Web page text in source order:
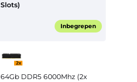
Slots)
Inbegrepen
64Gb DDR5 6000Mhz (2x